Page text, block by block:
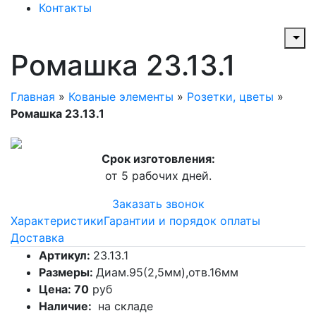
Контакты
Ромашка 23.13.1
Главная » Кованые элементы » Розетки, цветы »
Ромашка 23.13.1
Срок изготовления:
от 5 рабочих дней.
Заказать звонок
ХарактеристикиГарантии и порядок оплаты
Доставка
Артикул: 23.13.1
Размеры: Диам.95(2,5мм),отв.16мм
Цена: 70 руб
Наличие: на складе